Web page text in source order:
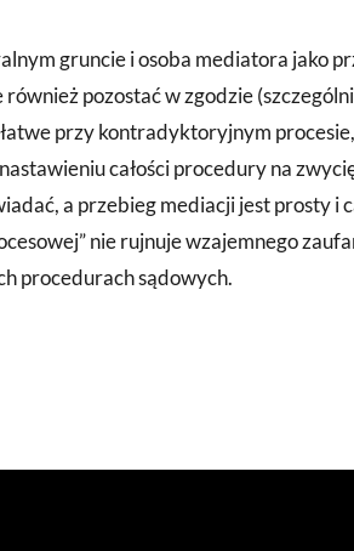
gruncie i osoba mediatora jako
pozostać w zgodzie
przy kontradyktoryjnym
całości procedury na
a przebieg mediacji jest prosty i
nie rujnuje wzajemnego
procedurach sądowych.